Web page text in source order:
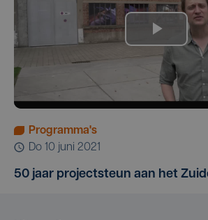
Programma's
do 10 juni 2021
50 jaar projectsteun aan het